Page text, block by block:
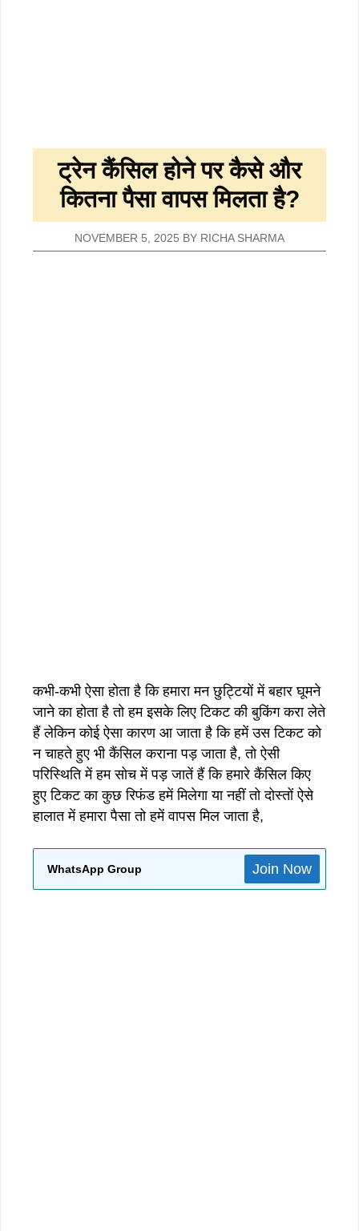
ट्रेन कैंसिल होने पर कैसे और
कितना पैसा वापस मिलता है?
NOVEMBER 5, 2025 BY RICHA SHARMA
कभी-कभी ऐसा होता है कि हमारा मन छुट्टियों में बहार घूमने
जाने का होता है तो हम इसके लिए टिकट की बुकिंग करा लेते
हैं लेकिन कोई ऐसा कारण आ जाता है कि हमें उस टिकट को
न चाहते हुए भी कैंसिल कराना पड़ जाता है, तो ऐसी
परिस्थिति में हम सोच में पड़ जातें हैं कि हमारे कैंसिल किए
हुए टिकट का कुछ रिफंड हमें मिलेगा या नहीं तो दोस्तों ऐसे
हालात में हमारा पैसा तो हमें वापस मिल जाता है,
WhatsApp Group Join Now